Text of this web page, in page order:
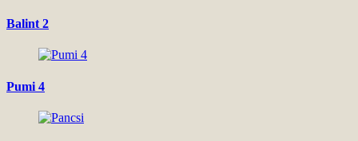
Balint 2
Pumi 4